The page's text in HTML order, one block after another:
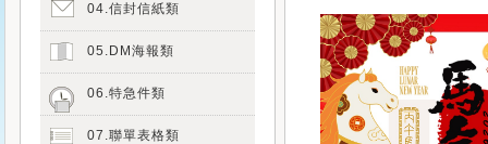
04.信封信紙類
05.DM海報類
06.特急件類
07.聯單表格類